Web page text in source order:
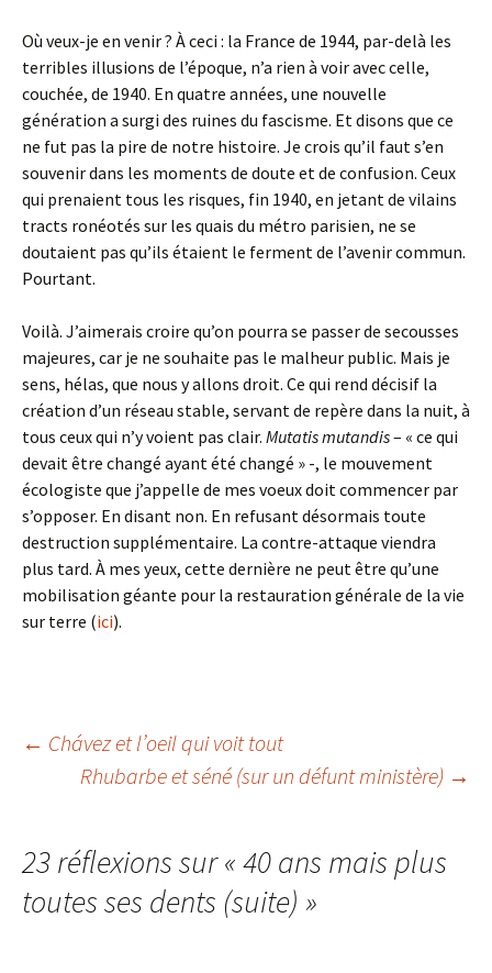
Où veux-je en venir ? À ceci : la France de 1944, par-delà les
terribles illusions de l’époque, n’a rien à voir avec celle,
couchée, de 1940. En quatre années, une nouvelle
génération a surgi des ruines du fascisme. Et disons que ce
ne fut pas la pire de notre histoire. Je crois qu’il faut s’en
souvenir dans les moments de doute et de confusion. Ceux
qui prenaient tous les risques, fin 1940, en jetant de vilains
tracts ronéotés sur les quais du métro parisien, ne se
doutaient pas qu’ils étaient le ferment de l’avenir commun.
Pourtant.
Voilà. J’aimerais croire qu’on pourra se passer de secousses
majeures, car je ne souhaite pas le malheur public. Mais je
sens, hélas, que nous y allons droit. Ce qui rend décisif la
création d’un réseau stable, servant de repère dans la nuit, à
tous ceux qui n’y voient pas clair. Mutatis mutandis– « ce qui
devait être changé ayant été changé » -, le mouvement
écologiste que j’appelle de mes voeux doit commencer par
s’opposer. En disant non. En refusant désormais toute
destruction supplémentaire. La contre-attaque viendra
plus tard. À mes yeux, cette dernière ne peut être qu’une
mobilisation géante pour la restauration générale de la vie
sur terre (ici).
Navigation
articles
← Chávez et l’oeil qui voit tout
Rhubarbe et séné (sur un défunt ministère) →
23 réflexions sur «40 ans mais plus
toutes ses dents (suite) »